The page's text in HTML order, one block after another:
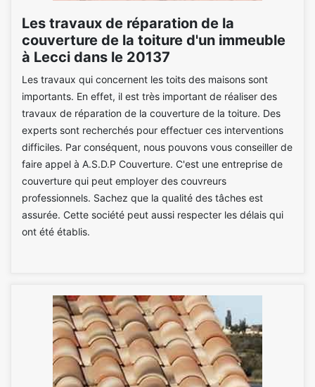
Les travaux de réparation de la
couverture de la toiture d'un immeuble
à Lecci dans le 20137
Les travaux qui concernent les toits des maisons sont
importants. En effet, il est très important de réaliser des
travaux de réparation de la couverture de la toiture. Des
experts sont recherchés pour effectuer ces interventions
difficiles. Par conséquent, nous pouvons vous conseiller de
faire appel à A.S.D.P Couverture. C'est une entreprise de
couverture qui peut employer des couvreurs
professionnels. Sachez que la qualité des tâches est
assurée. Cette société peut aussi respecter les délais qui
ont été établis.